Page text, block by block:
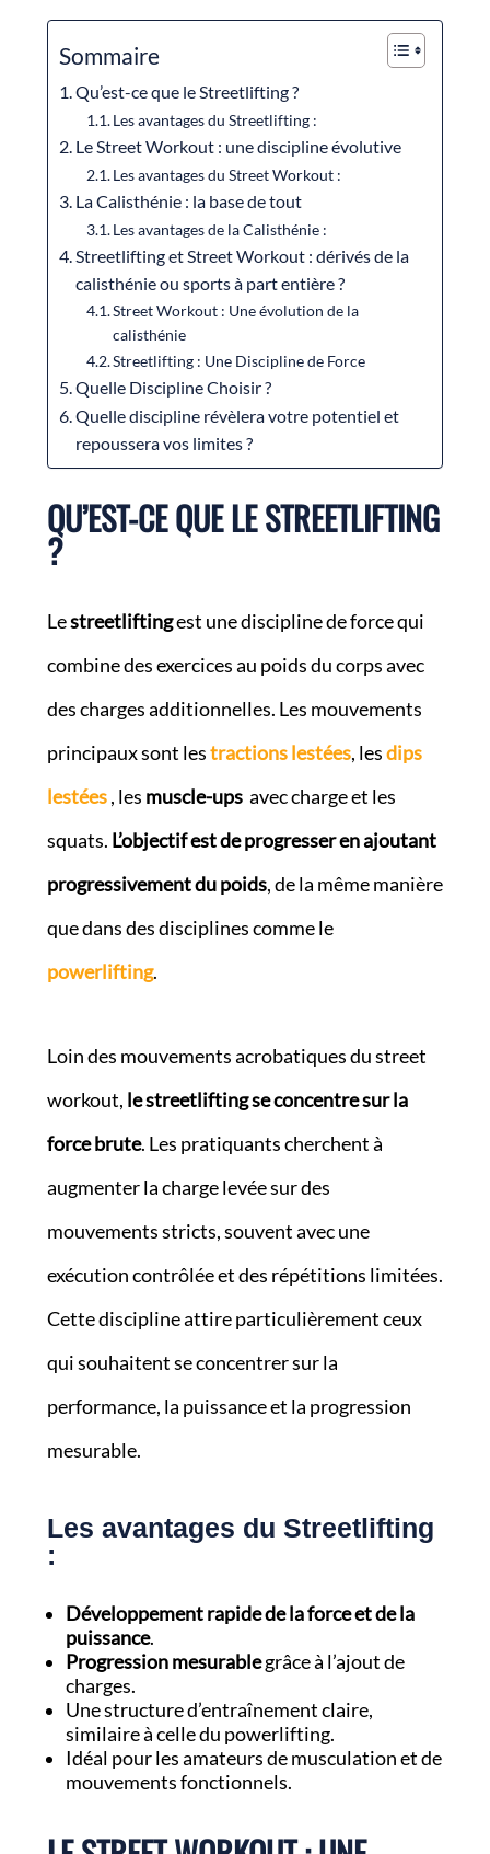
Sommaire
Qu’est-ce que le Streetlifting ?
Les avantages du Streetlifting :
Le Street Workout : une discipline évolutive
Les avantages du Street Workout :
La Calisthénie : la base de tout
Les avantages de la Calisthénie :
Streetlifting et Street Workout : dérivés de la
calisthénie ou sports à part entière ?
Street Workout : Une évolution de la
calisthénie
Streetlifting : Une Discipline de Force
Quelle Discipline Choisir ?
Quelle discipline révèlera votre potentiel et
repoussera vos limites ?
QU’EST-CE QUE LE STREETLIFTING
?
Lestreetliftingest une discipline de force qui
combine des exercices au poids du corps avec
des charges additionnelles. Les mouvements
principaux sont lestractions lestées, lesdips
lestées, les muscle-upsavec charge et les
squats. L’objectif est de progresser en ajoutant
progressivement du poids, de la même manière
que dans des disciplines comme le
powerlifting.
Loin des mouvements acrobatiques du street
workout, le streetlifting se concentre sur la
force brute. Les pratiquants cherchent à
augmenter la charge levée sur des
mouvements stricts, souvent avec une
exécution contrôlée et des répétitions limitées.
Cette discipline attire particulièrement ceux
qui souhaitent se concentrer sur la
performance, la puissance et la progression
mesurable.
Les avantages du Streetlifting
:
Développement rapide de la force et de la
puissance.
Progression mesurablegrâce à l’ajout de
charges.
Une structure d’entraînement claire,
similaire à celle du powerlifting.
Idéal pour les amateurs de musculation et de
mouvements fonctionnels.